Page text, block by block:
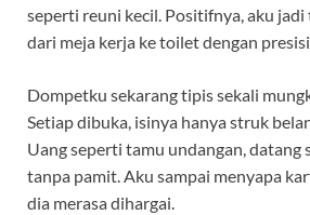
seperti reuni kecil. Positifnya, aku
dari meja kerja ke toilet dengan
Dompetku sekarang tipis sekali
Setiap dibuka, isinya hanya struk
Uang seperti tamu undangan, datang
tanpa pamit. Aku sampai menyapa
dia merasa dihargai.